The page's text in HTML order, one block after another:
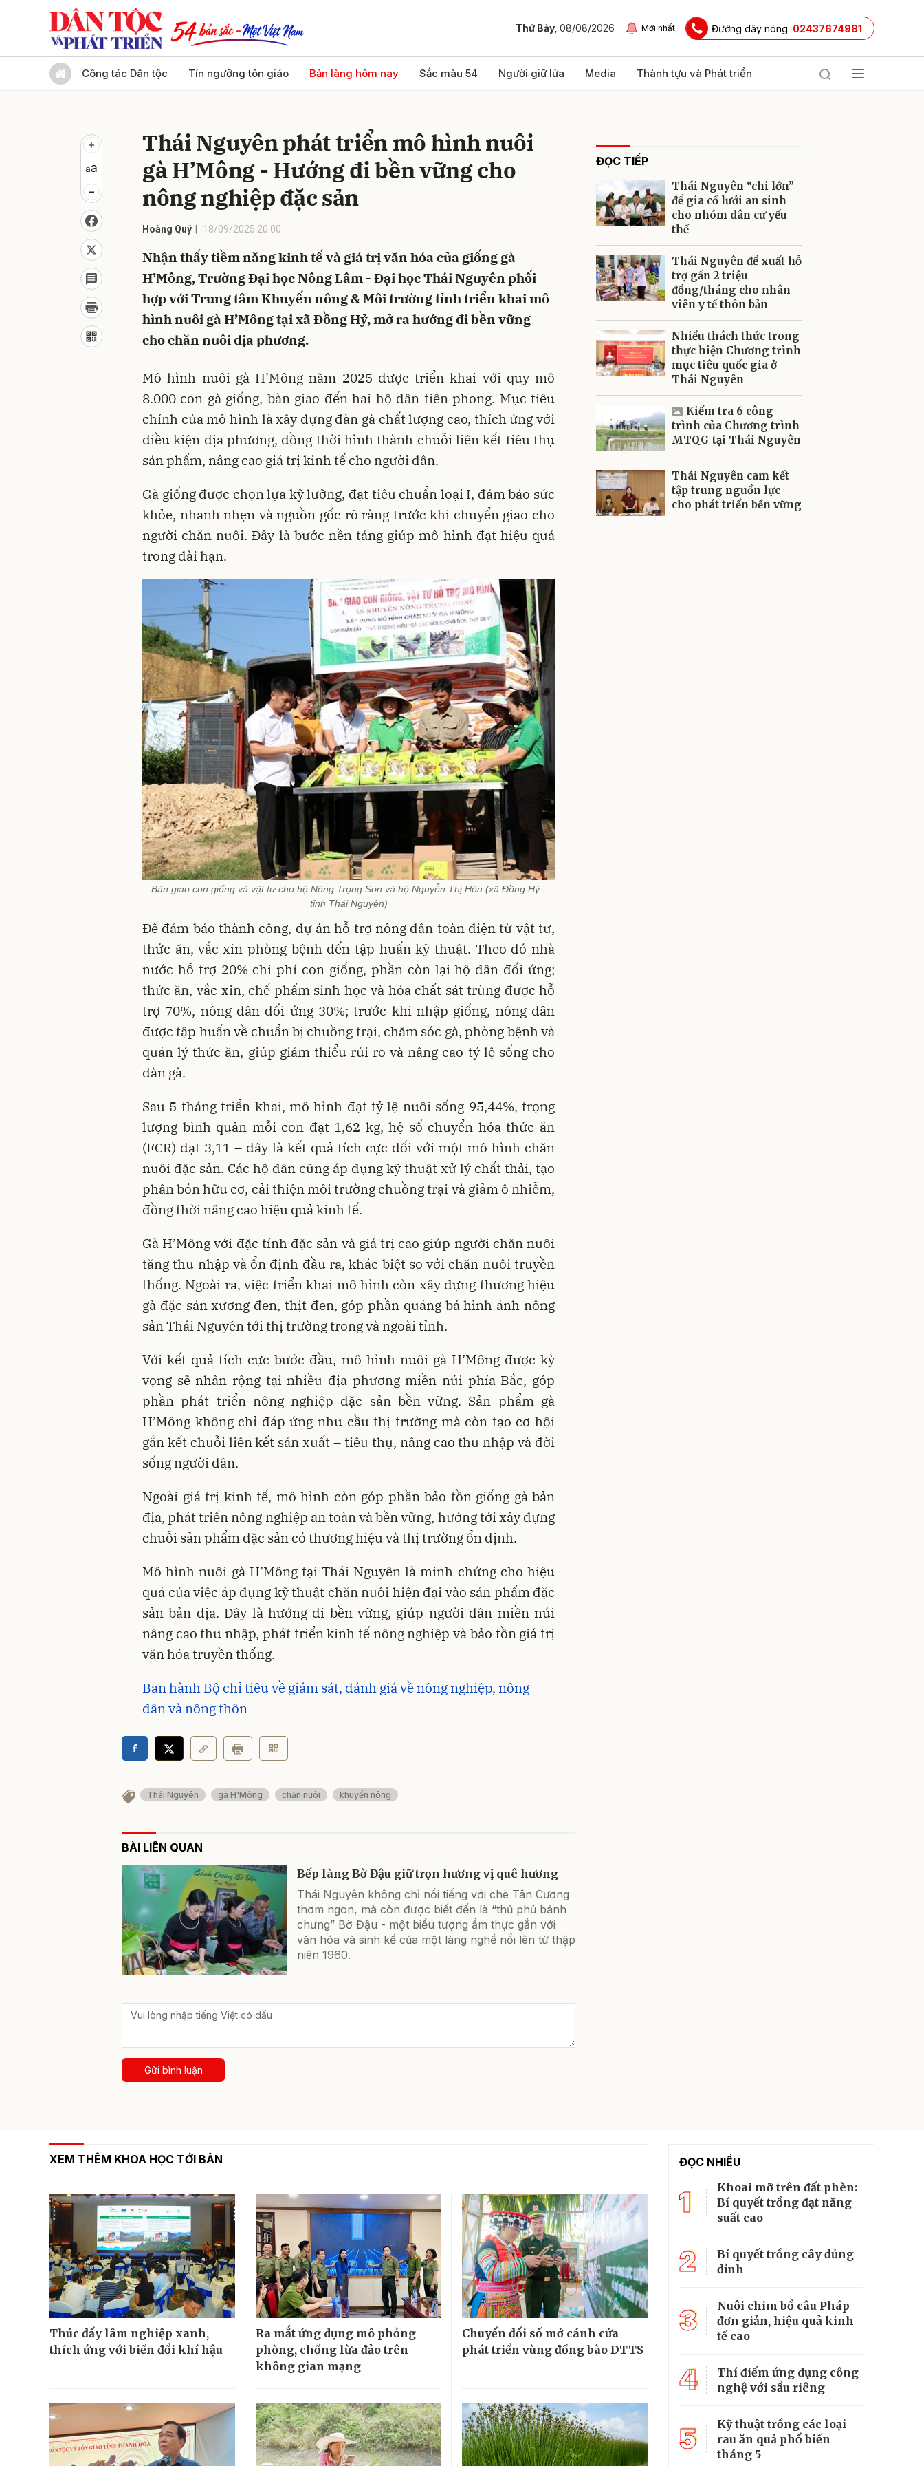
Thứ Bảy, 08/08/2026 Mới nhất Đường dây nóng: 02437674981
Công tác Dân tộc Tín ngưỡng tôn giáo Bản làng hôm nay Sắc màu 54 Người giữ lửa Media Thành tựu và Phát triển
Thái Nguyên phát triển mô hình nuôi
gà H’Mông - Hướng đi bền vững cho
nông nghiệp đặc sản
Hoàng Quý 18/09/2025 20:00
Nhận thấy tiềm năng kinh tế và giá trị văn hóa của giống gà
H’Mông, Trường Đại học Nông Lâm - Đại học Thái Nguyên phối
hợp với Trung tâm Khuyến nông & Môi trường tỉnh triển khai mô
hình nuôi gà H’Mông tại xã Đồng Hỷ, mở ra hướng đi bền vững
cho chăn nuôi địa phương.
Mô hình nuôi gà H’Mông năm 2025 được triển khai với quy mô
8.000 con gà giống, bàn giao đến hai hộ dân tiên phong. Mục tiêu
chính của mô hình là xây dựng đàn gà chất lượng cao, thích ứng với
điều kiện địa phương, đồng thời hình thành chuỗi liên kết tiêu thụ
sản phẩm, nâng cao giá trị kinh tế cho người dân.
Gà giống được chọn lựa kỹ lưỡng, đạt tiêu chuẩn loại I, đảm bảo sức
khỏe, nhanh nhẹn và nguồn gốc rõ ràng trước khi chuyển giao cho
người chăn nuôi. Đây là bước nền tảng giúp mô hình đạt hiệu quả
trong dài hạn.
Bàn giao con giống và vật tư cho hộ Nông Trọng Sơn và hộ Nguyễn Thị Hòa (xã Đồng Hỷ -
tỉnh Thái Nguyên)
Để đảm bảo thành công, dự án hỗ trợ nông dân toàn diện từ vật tư,
thức ăn, vắc-xin phòng bệnh đến tập huấn kỹ thuật. Theo đó nhà
nước hỗ trợ 20% chi phí con giống, phần còn lại hộ dân đối ứng;
thức ăn, vắc-xin, chế phẩm sinh học và hóa chất sát trùng được hỗ
trợ 70%, nông dân đối ứng 30%; trước khi nhập giống, nông dân
được tập huấn về chuẩn bị chuồng trại, chăm sóc gà, phòng bệnh và
quản lý thức ăn, giúp giảm thiểu rủi ro và nâng cao tỷ lệ sống cho
đàn gà.
Sau 5 tháng triển khai, mô hình đạt tỷ lệ nuôi sống 95,44%, trọng
lượng bình quân mỗi con đạt 1,62 kg, hệ số chuyển hóa thức ăn
(FCR) đạt 3,11 – đây là kết quả tích cực đối với một mô hình chăn
nuôi đặc sản. Các hộ dân cũng áp dụng kỹ thuật xử lý chất thải, tạo
phân bón hữu cơ, cải thiện môi trường chuồng trại và giảm ô nhiễm,
đồng thời nâng cao hiệu quả kinh tế.
Gà H’Mông với đặc tính đặc sản và giá trị cao giúp người chăn nuôi
tăng thu nhập và ổn định đầu ra, khác biệt so với chăn nuôi truyền
thống. Ngoài ra, việc triển khai mô hình còn xây dựng thương hiệu
gà đặc sản xương đen, thịt đen, góp phần quảng bá hình ảnh nông
sản Thái Nguyên tới thị trường trong và ngoài tỉnh.
Với kết quả tích cực bước đầu, mô hình nuôi gà H’Mông được kỳ
vọng sẽ nhân rộng tại nhiều địa phương miền núi phía Bắc, góp
phần phát triển nông nghiệp đặc sản bền vững. Sản phẩm gà
H’Mông không chỉ đáp ứng nhu cầu thị trường mà còn tạo cơ hội
gắn kết chuỗi liên kết sản xuất – tiêu thụ, nâng cao thu nhập và đời
sống người dân.
Ngoài giá trị kinh tế, mô hình còn góp phần bảo tồn giống gà bản
địa, phát triển nông nghiệp an toàn và bền vững, hướng tới xây dựng
chuỗi sản phẩm đặc sản có thương hiệu và thị trường ổn định.
Mô hình nuôi gà H’Mông tại Thái Nguyên là minh chứng cho hiệu
quả của việc áp dụng kỹ thuật chăn nuôi hiện đại vào sản phẩm đặc
sản bản địa. Đây là hướng đi bền vững, giúp người dân miền núi
nâng cao thu nhập, phát triển kinh tế nông nghiệp và bảo tồn giá trị
văn hóa truyền thống.
Ban hành Bộ chỉ tiêu về giám sát, đánh giá về nông nghiệp, nông
dân và nông thôn
Thái Nguyên gà H'Mông chăn nuôi khuyến nông
BÀI LIÊN QUAN
Bếp làng Bờ Đậu giữ trọn hương vị quê hương
Thái Nguyên không chỉ nổi tiếng với chè Tân Cương
thơm ngon, mà còn được biết đến là “thủ phủ bánh
chưng” Bờ Đậu - một biểu tượng ẩm thực gắn với
văn hóa và sinh kế của một làng nghề nổi lên từ thập
niên 1960.
Gửi bình luận
ĐỌC TIẾP
Thái Nguyên “chi lớn”
để gia cố lưới an sinh
cho nhóm dân cư yếu
thế
Thái Nguyên đề xuất hỗ
trợ gần 2 triệu
đồng/tháng cho nhân
viên y tế thôn bản
Nhiều thách thức trong
thực hiện Chương trình
mục tiêu quốc gia ở
Thái Nguyên
Kiểm tra 6 công
trình của Chương trình
MTQG tại Thái Nguyên
Thái Nguyên cam kết
tập trung nguồn lực
cho phát triển bền vững
XEM THÊM KHOA HỌC TỚI BẢN
Thúc đẩy lâm nghiệp xanh,
thích ứng với biến đổi khí hậu
Ra mắt ứng dụng mô phỏng
phòng, chống lừa đảo trên
không gian mạng
Chuyển đổi số mở cánh cửa
phát triển vùng đồng bào DTTS
ĐỌC NHIỀU
1
Khoai mỡ trên đất phèn:
Bí quyết trồng đạt năng
suất cao
2
Bí quyết trồng cây đủng
đỉnh
3
Nuôi chim bồ câu Pháp
đơn giản, hiệu quả kinh
tế cao
4
Thí điểm ứng dụng công
nghệ với sầu riêng
5
Kỹ thuật trồng các loại
rau ăn quả phổ biến
tháng 5
Gửi bình luận
Gửi